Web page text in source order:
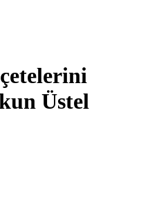
Üstel